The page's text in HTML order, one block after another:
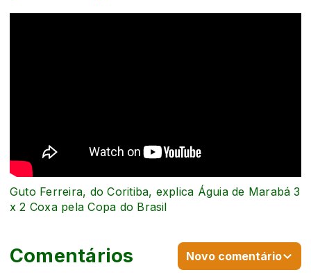
Guto Ferreira, do Coritiba, explica Águia de Marabá 3
x 2 Coxa pela Copa do Brasil
Comentários Novo comentário